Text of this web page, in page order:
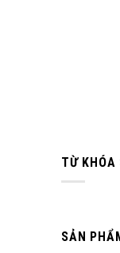
TỪ KHÓA
SẢN